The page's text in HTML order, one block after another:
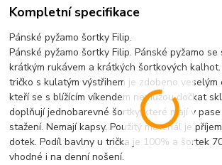
Kompletní specifikace
Pánské pyžamo šortky Filip.
Pánské pyžamo šortky Filip. Pánské pyžamo
krátkým rukávem a krátkých šortkových
tričko s kulatým výstřihem je zdobeno veselým
kteří se s blížícím víkendem nemůžou dočkat
doplňují jednobarevné šortky, které mají v
stažení. Nemají kapsy. Použitý materiál je
dotek. Podíl bavlny u trička je 100% a šortek
vhodné i na denní nošení.